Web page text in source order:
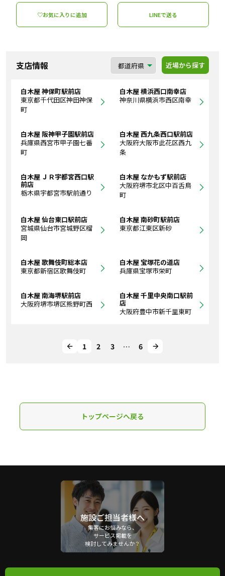
♡お気に入りに追加 LINEで送る
支店情報 近場から探す
白木屋 神保町駅前店
東京都千代田区神田神保
町
白木屋 横浜西口南幸店
神奈川県横浜市西区南幸
白木屋 阪神甲子園駅前店
兵庫県西宮市甲子園七番
町
白木屋 西九条西口駅前店
大阪府大阪市此花区西九
条
白木屋 ＪＲ宇都宮西口駅
前店
栃木県宇都宮市駅前通り
白木屋 なかもず駅前店
大阪府堺市北区中百舌鳥
町
白木屋 仙台東口駅前店
宮城県仙台市宮城野区榴
岡
白木屋 南砂町駅前店
東京都江東区新砂
白木屋 歌舞伎町総本店
東京都新宿区歌舞伎町
白木屋 宝塚花の道店
兵庫県宝塚市栄町
白木屋 南海堺駅前店
大阪府堺市堺区熊野町西
白木屋 千里中央南口駅前
店
大阪府豊中市新千里東町
1 2 3 … 6
トップページへ戻る
施設ご担当者様へ
集客にお悩みなら、
サービス掲載を
検討してみませんか？